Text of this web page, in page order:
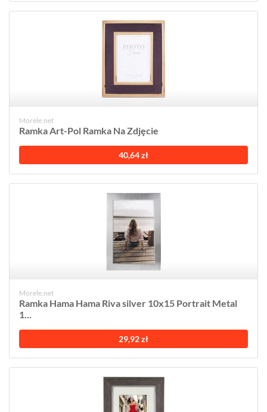
Morele.net
Ramka Art-Pol Ramka Na Zdjęcie
40,64 zł
Morele.net
Ramka Hama Hama Riva silver 10x15 Portrait Metal
1...
29,92 zł